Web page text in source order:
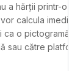
a hărții printr-o
calcula imediat
o pictogramă
sau către